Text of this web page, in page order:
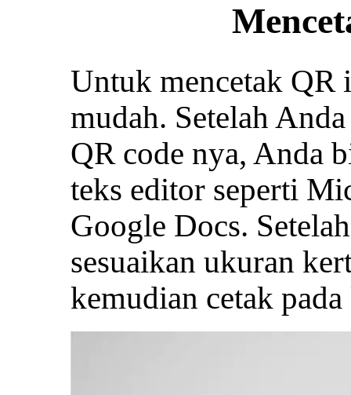
Untuk mencetak QR
mudah. Setelah
QR code nya, Anda
teks editor seperti
Google Docs.
sesuaikan ukuran
kemudian cetak pada